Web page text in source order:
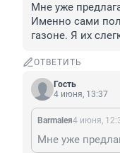
Мне уже
Именно сами
газоне. Я их
ОТВЕТИТЬ
Гость
4 июня, 13:37
Barmaleя4 июня,